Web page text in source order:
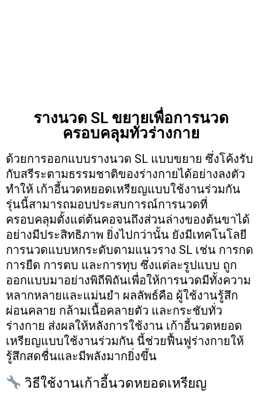
รางนวด SL ขยายเพื่อการนวด
ครอบคลุมทั่วร่างกาย
ด้วยการออกแบบรางนวด SL แบบขยาย ซึ่งโค้งรับ
กับสรีระตามธรรมชาติของร่างกายได้อย่างลงตัว
ทำให้ เก้าอี้นวดหยอดเหรียญแบบใช้งานร่วมกัน
รุ่นนี้สามารถมอบประสบการณ์การนวดที่
ครอบคลุมตั้งแต่ต้นคอจนถึงส่วนล่างของต้นขาได้
อย่างมีประสิทธิภาพ ยิ่งไปกว่านั้น ยังมีเทคโนโลยี
การนวดแบบหกระดับตามแนวราง SL เช่น การกด
การยืด การตบ และการทุบ ซึ่งแต่ละรูปแบบ ถูก
ออกแบบมาอย่างพิถีพิถันเพื่อให้การนวดมีทั้งความ
หลากหลายและแม่นยำ ผลลัพธ์คือ ผู้ใช้งานรู้สึก
ผ่อนคลาย กล้ามเนื้อคลายตัว และกระชับทั่ว
ร่างกาย ส่งผลให้หลังการใช้งาน เก้าอี้นวดหยอด
เหรียญแบบใช้งานร่วมกัน นี้ช่วยฟื้นฟูร่างกายให้
รู้สึกสดชื่นและมีพลังมากยิ่งขึ้น
วิธีใช้งานเก้าอี้นวดหยอดเหรียญ